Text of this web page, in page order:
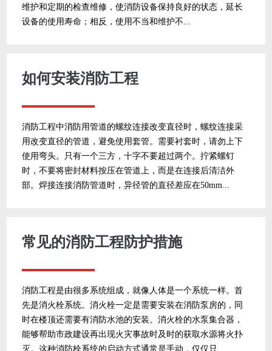
维护和定期的检查维修，使消防设备保持良好的状态，延长
设备的使用寿命；相反，使用不当和维护不...
如何安装消防工程
消防工程中消防用管道的螺纹连接改变直径时，螺纹连接采
用改变直径的管道，避免使用套管。需要衬套时，请勿上下
使用弯头。只有一个三方，十字不要超过两个。拧紧螺钉
时，不要将密封材料按压在管道上，而是在连接后清洁外
部。焊接连接消防管道时，异径管的直径差应在50mm...
常见的消防工程防护措施
消防工程是由很多系统组成，就像人体是一个系统一样。首
先是消火栓系统。消火栓一定是需要安装在消防泵房的，同
时在楼顶还需要有消防水池的安装。消火栓的水泵集合器，
能够帮助市政建设再出现火灾事故时及时的获取水源将火扑
灭。这种消防栓系统的启动方式通常是手动，仅仅只...